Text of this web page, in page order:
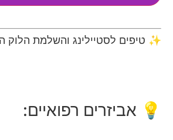
✨ טיפים לסטיילינג והשלמת הלוק
💡 אביזרים רפואיים: